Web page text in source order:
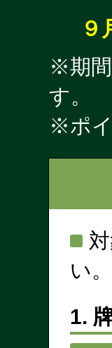
９
※期
す。
※ポ
い。
1.